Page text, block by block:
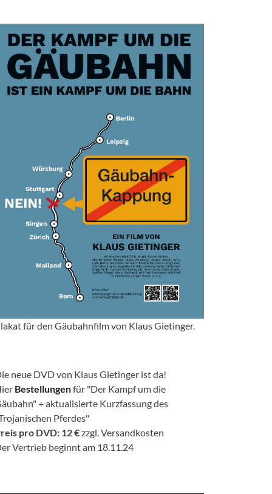
für den Gäubahnfilm von Klaus Gietinger.
neue DVD von Klaus Gietinger ist da!
Bestellungenfür "Der Kampf um die
+ aktualisierte Kurzfassung des
Pferdes"
pro DVD: 12 €zzgl. Versandkosten
Vertrieb beginnt am 18.11.24